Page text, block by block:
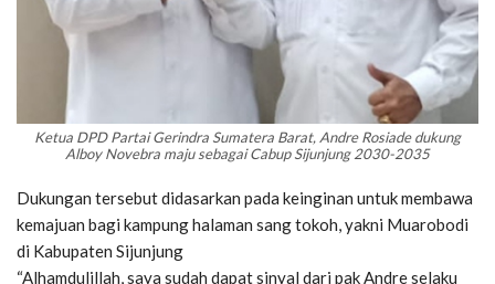
Ketua DPD Partai Gerindra Sumatera Barat, Andre Rosiade dukung
Alboy Novebra maju sebagai Cabup Sijunjung 2030-2035
Dukungan tersebut didasarkan pada keinginan untuk membawa
kemajuan bagi kampung halaman sang tokoh, yakni Muarobodi
di Kabupaten Sijunjung
“Alhamdulillah, saya sudah dapat sinyal dari pak Andre selaku